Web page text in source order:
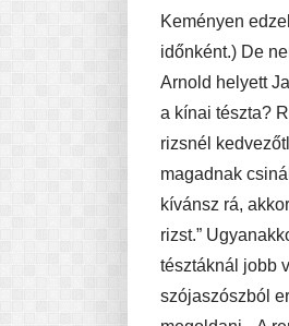
Keményen
időnként.) De
Arnold helyett
a kínai tészta?
rizsnél
magadnak
kívánsz rá,
rizst.”
tésztáknál jobb
szójaszószból